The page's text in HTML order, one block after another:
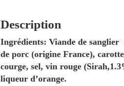
Description
Ingrédients: Viande de sanglier
de porc (origine France),
courge, sel, vin rouge
liqueur d’orange.